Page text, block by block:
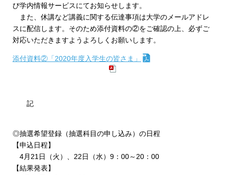
び学内情報サービスにてお知らせします。
また、休講など講義に関する伝達事項は大学のメールアドレ
スに配信します。そのため添付資料の②をご確認の上、必ずご
対応いただきますようよろしくお願いします。
添付資料②「2020年度入学生の皆さま」
記
◎抽選希望登録（抽選科目の申し込み）の日程
【申込日程】
4月21日（火）、22日（水）9：00～20：00
【結果発表】